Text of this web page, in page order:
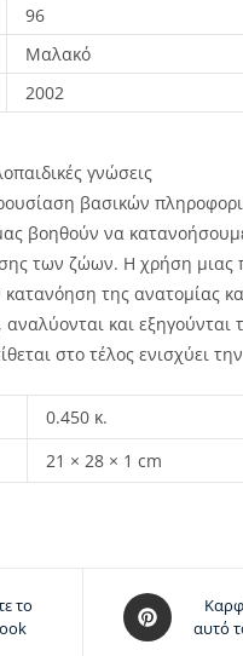
96
Μαλακό
2002
γνώσεις
βασικών
βοηθούν να
των ζώων. Η χρήση μιας
της ανατομίας
και εξηγούνται
στο τέλος ενισχύει
0.450 κ.
21 × 28 × 1 cm
το
αυτό